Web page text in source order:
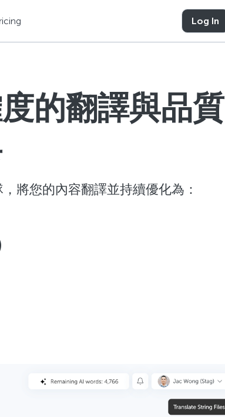
Log In
的翻譯與品質
將您的內容翻譯並持續優化為：